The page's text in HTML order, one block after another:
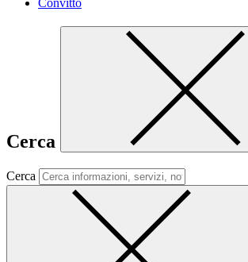
Convitto
Cerca
Cerca